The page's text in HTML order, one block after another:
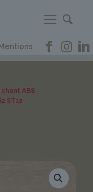
Mentions
ABS
ST12